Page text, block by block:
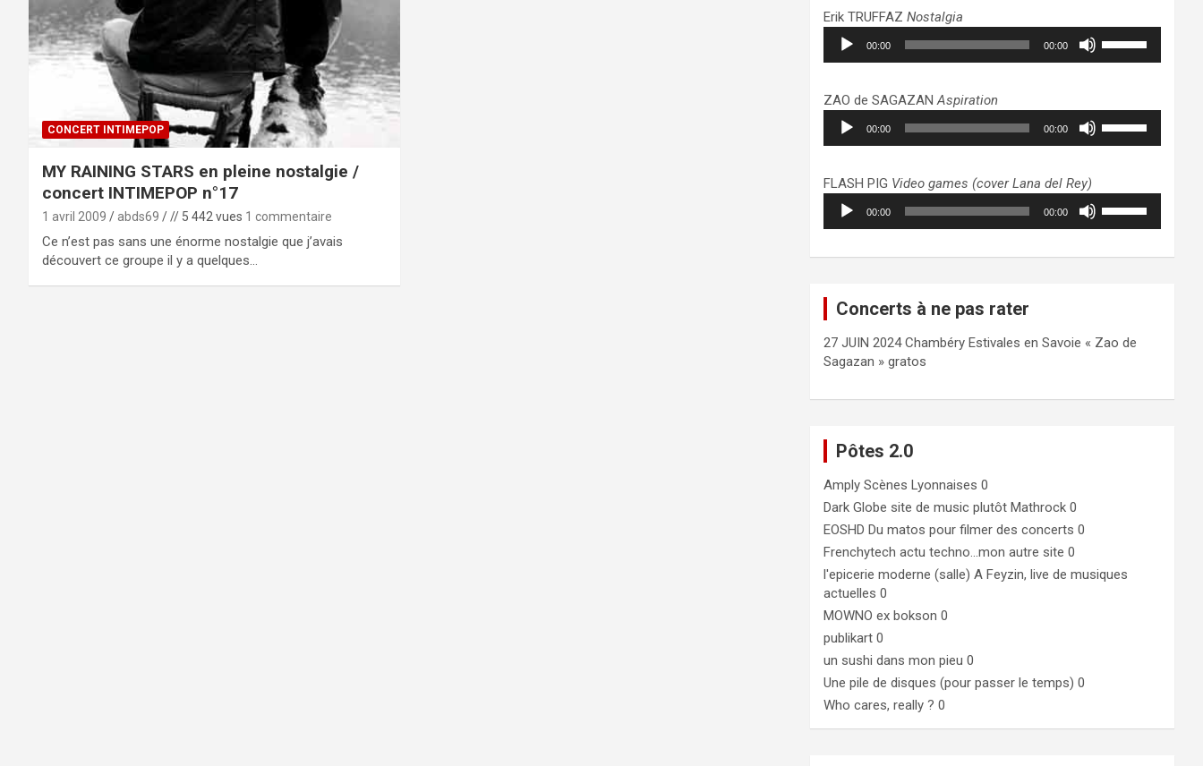
CONCERT INTIMEPOP
MY RAINING STARS en pleine nostalgie /
concert INTIMEPOP n°17
1 avril 2009 abds69 // 5 442 vues 1 commentaire
Ce n’est pas sans une énorme nostalgie que j’avais
découvert ce groupe il y a quelques…
pour
augmenter
ou
volume.
Erik TRUFFAZNostalgia
Lecteur
audio
00:00 00:00
pour
augmenter
ou
volume.
ZAO de SAGAZANAspiration
Lecteur
audio
00:00 00:00
pour
augmenter
ou
FLASH PIG Video games (cover Lana del Rey)
Lecteur
audio
00:00 00:00
haut/bas
le
Concerts à ne pas rater
27 JUIN 2024 Chambéry Estivales en Savoie « Zao de
Sagazan » gratos
Pôtes 2.0
Amply Scènes Lyonnaises 0
Dark Globe site de music plutôt Mathrock 0
EOSHD Du matos pour filmer des concerts 0
Frenchytech actu techno…mon autre site 0
l'epicerie moderne (salle) A Feyzin, live de musiques
actuelles 0
MOWNO ex bokson 0
publikart 0
un sushi dans mon pieu 0
Une pile de disques (pour passer le temps) 0
Who cares, really ? 0